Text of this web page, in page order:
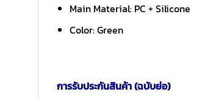
Main Material: PC + Silicone
Color: Green
การรับประกันสินค้า (ฉบับย่อ)